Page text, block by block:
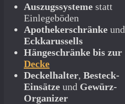
Auszugssysteme statt
Einlegeböden
Apothekerschränke und
Eckkarussells
Hängeschränke bis zur
Decke
Deckelhalter, Besteck-
Einsätze und Gewürz-
Organizer